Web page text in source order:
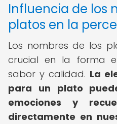
Influencia de los
platos en la
Los nombres de los
crucial en la forma
sabor y calidad. La
para un plato
emociones y
directamente en